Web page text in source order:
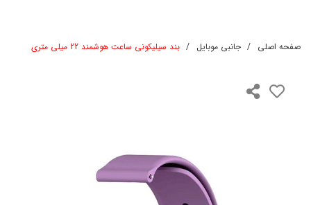
صفحه اصلی / جانبی موبایل / بند سیلیکونی ساعت هوشمند 22 میلی متری